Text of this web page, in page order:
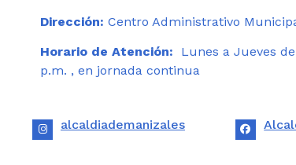
Dirección: Centro Administrativo
Horario de Atención: Lunes a Jueves
p.m. , en jornada continua
alcaldiademanizales